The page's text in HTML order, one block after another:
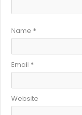
Name *
Email *
Website